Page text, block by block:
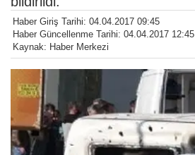
Haber Giriş Tarihi: 04.04.2017 09:45
Haber Güncellenme Tarihi: 04.04.2017 12:45
Kaynak: Haber Merkezi